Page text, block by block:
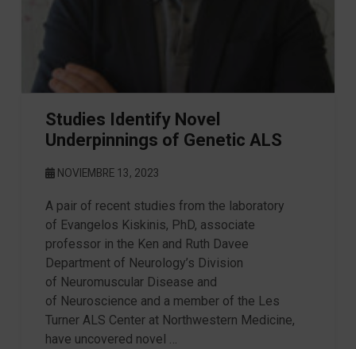
Studies Identify Novel
Underpinnings of Genetic ALS
NOVIEMBRE 13, 2023
A pair of recent studies from the laboratory
of Evangelos Kiskinis, PhD, associate
professor in the Ken and Ruth Davee
Department of Neurology’s Division
of Neuromuscular Disease and
of Neuroscience and a member of the Les
Turner ALS Center at Northwestern Medicine,
have uncovered novel …